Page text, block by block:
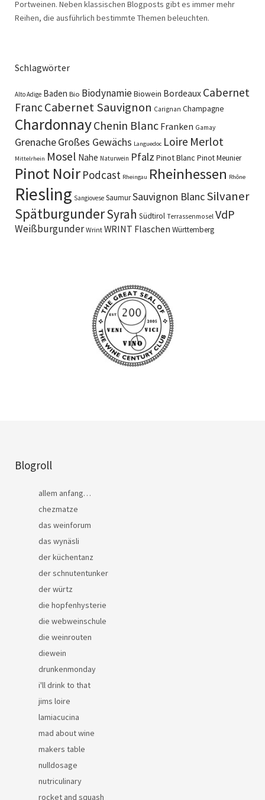
Portweinen. Neben klassischen Blogposts gibt es immer mehr
Reihen, die ausführlich bestimmte Themen beleuchten.
Schlagwörter
Alto Adige Baden Bio BiodynamieBiowein Bordeaux Cabernet
FrancCabernet Sauvignon Carignan Champagne
ChardonnayChenin Blanc Franken Gamay
GrenacheGroßes Gewächs Languedoc Loire Merlot
Mittelrhein Mosel Nahe Naturwein Pfalz Pinot Blanc Pinot Meunier
Pinot Noir Podcast Rheingau Rheinhessen Rhône
Riesling Sangiovese SaumurSauvignon BlancSilvaner
SpätburgunderSyrah Südtirol Terrassenmosel VdP
Weißburgunder Wrint WRINT Flaschen Württemberg
Blogroll
allem anfang…
chezmatze
das weinforum
das wynäsli
der küchentanz
der schnutentunker
der würtz
die hopfenhysterie
die webweinschule
die weinrouten
diewein
drunkenmonday
i'll drink to that
jims loire
lamiacucina
mad about wine
makers table
nulldosage
nutriculinary
rocket and squash